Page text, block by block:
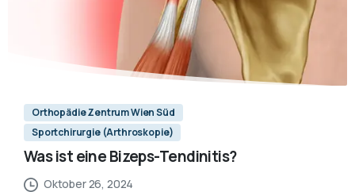
Orthopädie Zentrum Wien Süd
Sportchirurgie (Arthroskopie)
Was ist eine Bizeps-Tendinitis?
Oktober 26, 2024